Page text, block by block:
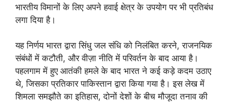
भारतीय विमानों के लिए अपने हवाई क्षेत्र के उपयोग पर भी प्रतिबंध
लगा दिया है।
यह निर्णय भारत द्वारा सिंधु जल संधि को निलंबित करने, राजनयिक
संबंधों में कटौती, और वीज़ा नीति में परिवर्तन के बाद आया है।
पहलगाम में हुए आतंकी हमले के बाद भारत ने कई कड़े कदम उठाए
थे, जिसका प्रतिकार पाकिस्तान द्वारा किया गया है। इस लेख में
शिमला समझौते का इतिहास, दोनों देशों के बीच मौजूदा तनाव की